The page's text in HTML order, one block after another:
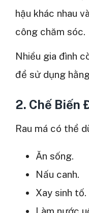
hậu khác nhau
công chăm sóc.
Nhiều gia đình
để sử dụng
2. Chế Biến
Rau má có thể
Ăn sống.
Nấu canh.
Xay sinh tố.